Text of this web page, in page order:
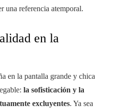
una referencia atemporal.
en la
en la pantalla grande y chica
la sofisticación y la
excluyentes. Ya sea